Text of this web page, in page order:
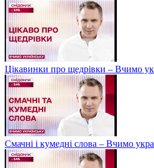
Цікавинки про щедрівки – Вчимо
Смачні і кумедні слова – Вчимо